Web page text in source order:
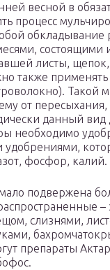
весной в
процесс
обкладывание
состоящими
листы,
также
Такой
от
данный вид
необходимо
фосфор, калий.
подвержена
–
слизнями,
препараты